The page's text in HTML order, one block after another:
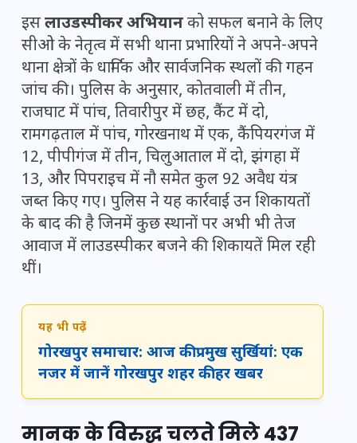
इसलाउडस्पीकर अभियानको सफल बनाने के लिए
सीओ के नेतृत्व में सभी थाना प्रभारियों ने अपने-अपने
थाना क्षेत्रों के धार्मिक और सार्वजनिक स्थलों की गहन
जांच की। पुलिस के अनुसार, कोतवाली में तीन,
राजघाट में पांच, तिवारीपुर में छह, कैंट में दो,
रामगढ़ताल में पांच, गोरखनाथ में एक, कैंपियरगंज में
12, पीपीगंज में तीन, चिलुआताल में दो, झंगहा में
13, और पिपराइच में नौ समेत कुल 92 अवैध यंत्र
जब्त किए गए। पुलिस ने यह कार्रवाई उन शिकायतों
के बाद की है जिनमें कुछ स्थानों पर अभी भी तेज
आवाज में लाउडस्पीकर बजने की शिकायतें मिल रही
थीं।
यह भी पढ़ें
गोरखपुर समाचार: आज की प्रमुख सुर्खियां: एक
नजर में जानें गोरखपुर शहर की हर खबर
मानक के विरुद्ध चलते मिले 437